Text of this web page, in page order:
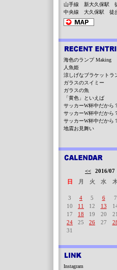
山手線 新大久保駅
中央線 大久保駅 徒
海色のランプ Making
人魚姫
涼しげなブラケットラ
ガラスのスイミー
ガラスの魚
「黄色」といえば
サッカーW杯中だから
サッカーW杯中だから
サッカーW杯中だから
地震お見舞い
<< 2016/07
日
月 火 水
3
4 5 6 7
10
11 12 13
17
18 19 20 21
24
25 26 27
31
Instagram